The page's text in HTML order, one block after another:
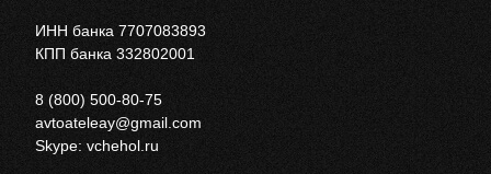
ИНН банка 7707083893
КПП банка 332802001
8 (800) 500-80-75
avtoateleay@gmail.com
Skype: vchehol.ru